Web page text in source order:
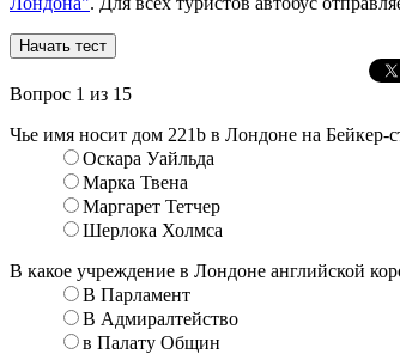
Вопрос 1 из 15
Чье имя носит дом 221b в Лондоне на Бейкер-
Оскара Уайльда
Марка Твена
Маргарет Тетчер
Шерлока Холмса
В какое учреждение в Лондоне английской
В Парламент
В Адмиралтейство
в Палату Общин